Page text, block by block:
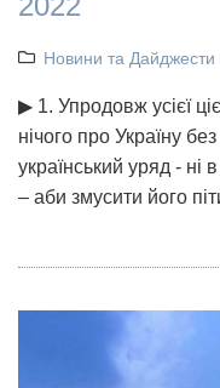
Новини та Дайджести
▶ 1. Упродовж усієї
нічого про Україну
український уряд - ні
– аби змусити його